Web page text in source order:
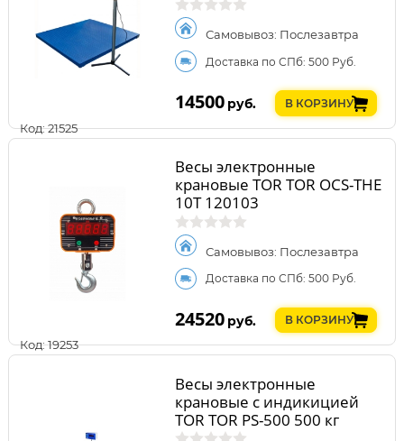
Код: 21525
Самовывоз: Послезавтра
Доставка по СПб: 500 Руб.
14500 руб. В КОРЗИНУ
Код: 19253
Весы электронные
крановые TOR TOR OCS-THE
10T 120103
Самовывоз: Послезавтра
Доставка по СПб: 500 Руб.
24520 руб. В КОРЗИНУ
Весы электронные
крановые с индикицией
TOR TOR PS-500 500 кг